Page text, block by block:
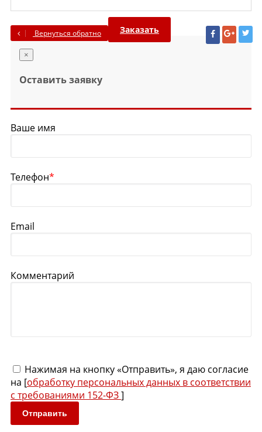
Вернуться обратно Заказать
×
Оставить заявку
Ваше имя
Телефон*
Email
Комментарий
Нажимая на кнопку «Отправить», я даю согласие
на [обработку персональных данных в соответствии
с требованиями 152-ФЗ]
Отправить